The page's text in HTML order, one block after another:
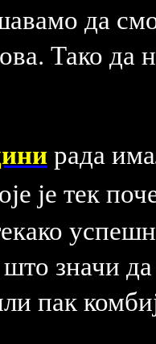
да
Тако да
рада
је тек
значи
пак